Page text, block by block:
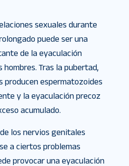
sexuales durante
puede ser una
de la eyaculación
hombres. Tras la pubertad,
producen espermatozoides
y la eyaculación precoz
acumulado.
los nervios genitales
a ciertos problemas
provocar una eyaculación